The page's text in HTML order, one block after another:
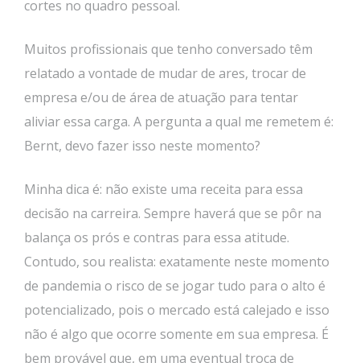
cortes no quadro pessoal.
Muitos profissionais que tenho conversado têm
relatado a vontade de mudar de ares, trocar de
empresa e/ou de área de atuação para tentar
aliviar essa carga. A pergunta a qual me remetem é:
Bernt, devo fazer isso neste momento?
Minha dica é: não existe uma receita para essa
decisão na carreira. Sempre haverá que se pôr na
balança os prós e contras para essa atitude.
Contudo, sou realista: exatamente neste momento
de pandemia o risco de se jogar tudo para o alto é
potencializado, pois o mercado está calejado e isso
não é algo que ocorre somente em sua empresa. É
bem provável que, em uma eventual troca de